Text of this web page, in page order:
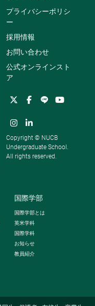
プライバシーポリシ
ー
採用情報
お問い合わせ
公式オンラインスト
ア
Copyright © NUCB
Undergraduate School.
All rights reserved.
国際学部
国際学部とは
英米学科
国際学科
お知らせ
教員紹介